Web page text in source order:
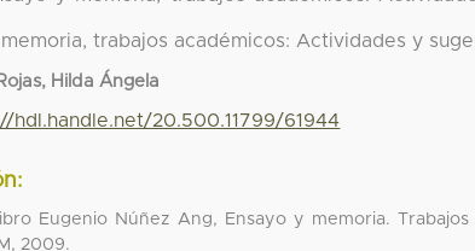
memoria, trabajos académicos: Actividades y
Hilda Ángela
hdl.handle.net/20.500.11799/61944
Eugenio Núñez Ang, Ensayo y memoria.
2009.